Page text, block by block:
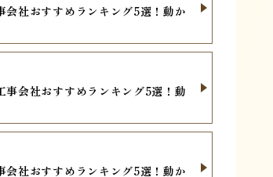
社おすすめランキング5選！動か
会社おすすめランキング5選！動
社おすすめランキング5選！動か